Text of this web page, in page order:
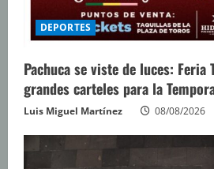
DEPORTES
Pachuca se viste de luces:
grandes carteles para la
Luis Miguel Martínez 08/08/2026